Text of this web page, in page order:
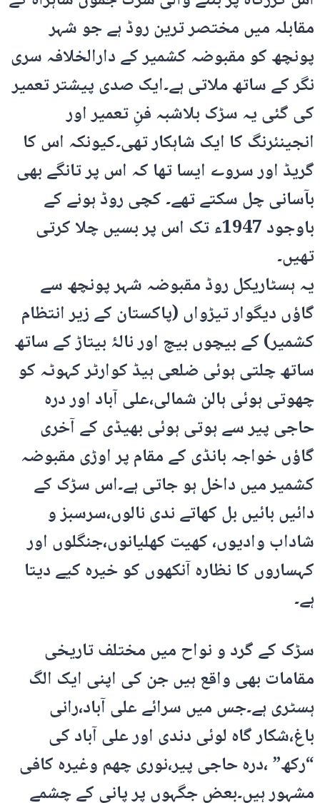
مقابلہ میں مختصر ترین روڈ ہے جو شہر
پونچھ کو مقبوضہ کشمیر کے دارالخلافہ سری
نگر کے ساتھ ملاتی ہے۔ایک صدی پیشتر تعمیر
کی گئی یہ سڑک بلاشبہ فنِ تعمیر اور
انجینئرنگ کا ایک شاہکار تھی۔کیونکہ اس کا
گریڈ اور سروے ایسا تھا کہ اس پر تانگے بھی
بآسانی چل سکتے تھے۔ کچی روڈ ہونے کے
باوجود 1947ء تک اس پر بسیں چلا کرتی
تھیں۔
یہ ہسٹاریکل روڈ مقبوضہ شہر پونچھ سے
گاؤں دیگوار تیڑواں (پاکستان کے زیر انتظام
کشمیر) کے بیچوں بیچ اور نالۂ بیتاڑ کے ساتھ
ساتھ چلتی ہوئی ضلعی ہیڈ کوارٹر کہوٹہ کو
چھوتی ہوئی ہالن شمالی،علی آباد اور درہ
حاجی پیر سے ہوتی ہوئی بھیڈی کے آخری
گاؤں خواجہ بانڈی کے مقام پر اوڑی مقبوضہ
کشمیر میں داخل ہو جاتی ہے۔اس سڑک کے
دائیں بائیں بل کھاتے ندی نالوں،سرسبز و
شاداب وادیوں، کھیت کھلیانوں،جنگلوں اور
کہساروں کا نظارہ آنکھوں کو خیرہ کیے دیتا
ہے۔
سڑک کے گرد و نواح میں مختلف تاریخی
مقامات بھی واقع ہیں جن کی اپنی ایک الگ
ہسٹری ہے۔جس میں سرائے علی آباد،رانی
باغ،شکار گاہ لوئی دندی اور علی آباد کی
“رکھ” ،درہ حاجی پیر،نوری چھم وغیرہ کافی
مشہور ہیں۔بعض جگہوں پر پانی کے چشمے